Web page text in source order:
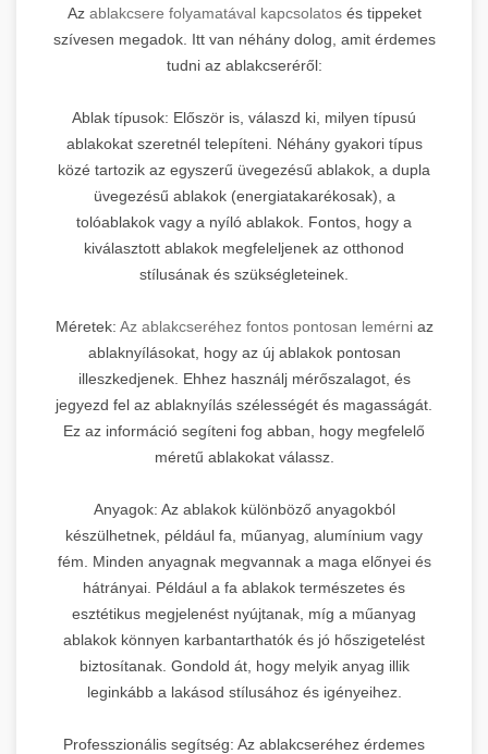
Az ablakcsere folyamatával kapcsolatosés tippeket
szívesen megadok. Itt van néhány dolog, amit érdemes
tudni az ablakcseréről:
Ablak típusok: Először is, válaszd ki, milyen típusú
ablakokat szeretnél telepíteni. Néhány gyakori típus
közé tartozik az egyszerű üvegezésű ablakok, a dupla
üvegezésű ablakok (energiatakarékosak), a
tolóablakok vagy a nyíló ablakok. Fontos, hogy a
kiválasztott ablakok megfeleljenek az otthonod
stílusának és szükségleteinek.
Méretek: Az ablakcseréhez fontos pontosan lemérniaz
ablaknyílásokat, hogy az új ablakok pontosan
illeszkedjenek. Ehhez használj mérőszalagot, és
jegyezd fel az ablaknyílás szélességét és magasságát.
Ez az információ segíteni fog abban, hogy megfelelő
méretű ablakokat válassz.
Anyagok: Az ablakok különböző anyagokból
készülhetnek, például fa, műanyag, alumínium vagy
fém. Minden anyagnak megvannak a maga előnyei és
hátrányai. Például a fa ablakok természetes és
esztétikus megjelenést nyújtanak, míg a műanyag
ablakok könnyen karbantarthatók és jó hőszigetelést
biztosítanak. Gondold át, hogy melyik anyag illik
leginkább a lakásod stílusához és igényeihez.
Professzionális segítség: Az ablakcseréhez érdemes